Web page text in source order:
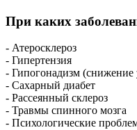
При каких
- Атеросклероз
- Гипертензия
- Гипогонадизм (снижение
- Сахарный диабет
- Рассеянный склероз
- Травмы спинного мозга
- Психологические